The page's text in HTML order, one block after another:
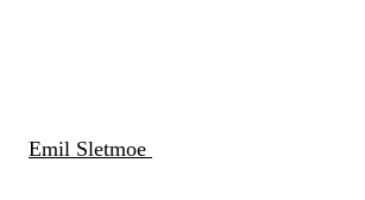
Emil Sletmoe